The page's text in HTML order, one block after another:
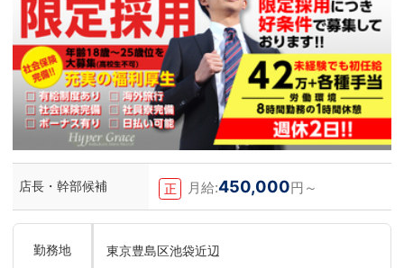
店長・幹部候補 正 月給:450,000円～
勤務地 東京豊島区池袋近辺